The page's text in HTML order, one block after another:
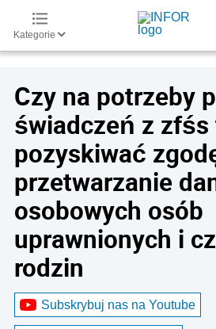
Kategorie
Czy na potrzeby
świadczeń z zfśs
pozyskiwać
przetwarzanie
osobowych osób
uprawnionych i
rodzin
Subskrybuj nas na Youtube